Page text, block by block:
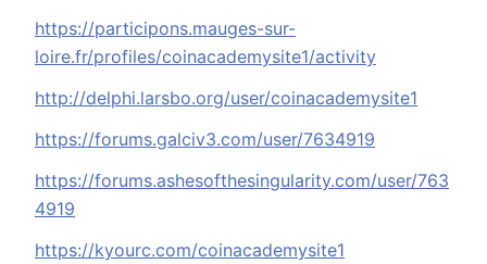
https://participons.mauges-sur-
loire.fr/profiles/coinacademysite1/activity
http://delphi.larsbo.org/user/coinacademysite1
https://forums.galciv3.com/user/7634919
https://forums.ashesofthesingularity.com/user/763
4919
https://kyourc.com/coinacademysite1